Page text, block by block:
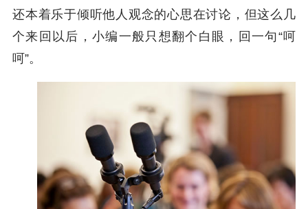
还本着乐于倾听他人观念的心思在讨论，但这么几
个来回以后，小编一般只想翻个白眼，回一句“呵
呵”。